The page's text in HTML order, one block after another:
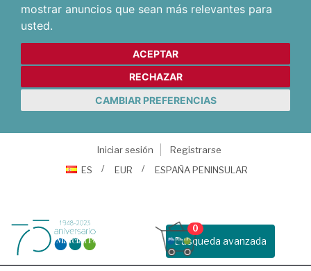
mostrar anuncios que sean más relevantes para
usted.
ACEPTAR
RECHAZAR
CAMBIAR PREFERENCIAS
Iniciar sesión
Registrarse
ES
EUR ESPAÑA PENINSULAR
Busqueda avanzada
0